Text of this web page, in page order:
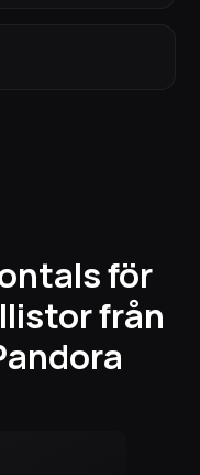
för
från